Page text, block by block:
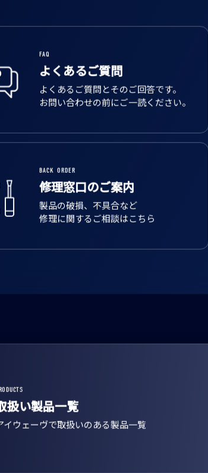
FAQ
よくあるご質問
よくあるご質問とそのご回答です。
お問い合わせの前にご一読ください。
BACK ORDER
修理窓口のご案内
製品の破損、不具合など
修理に関するご相談はこちら
扱い製品一覧
イウェーヴで取扱いのある製品一覧